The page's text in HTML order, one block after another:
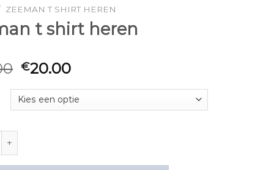
ZEEMAN T SHIRT HEREN
t shirt heren
€20.00
t shirt heren aantal